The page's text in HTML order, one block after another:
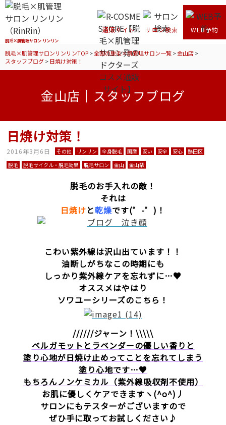
脱毛×肌管理サロン リンリン
通販サイト サロン検索 WEB予約
脱毛×肌管理サロンリンリンTOP>全国の脱毛×肌管理サロン一覧>金山店>
スタッフブログ>日焼け対策！
金山店｜スタッフブログ
日焼け対策！
2016年3月6日 その他 リンリン 全身脱毛 国産 安い 安全 安心
熱田区
脱毛
脱毛サイクル・脱毛効果 脱毛サロン 金山 金山駅
脱毛のお手入れの敵！
それは
日焼けと乾燥です(゜-゜)！
こわい紫外線は沢山出ています！！
油断しがちなこの時期にも
しっかり紫外線ケアを忘れずに…♥
オススメはやはり
ソワユーシリーズのこちら！
//////ジャーン！\\\\\
ベルガモットとラベンダーの優しい香りと
塗り心地が日焼け止めってことを忘れてしまう
塗り心地です…♥
もちろんノンケミカル（紫外線吸収剤不使用）
お肌に優しくケアできますヽ(^o^)丿
サロンにもテスターがございますので
ぜひ手に取ってお試しください♪